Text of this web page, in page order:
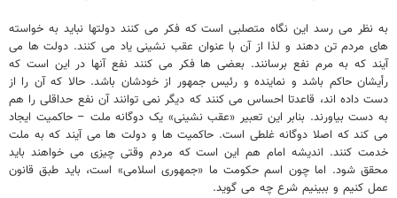
به نظر می رسد این نگاه متصلبی است که فکر می کنند دولتها نباید به خواسته
های مردم تن دهند و لذا از آن با عنوان عقب نشینی یاد می کنند. دولت ها می
آیند که به مرم نفع برسانند. بعضی ها فکر می کنند نفع آنها در این است که
رأیشان حاکم باشد و نماینده و رئیس جمهور از خودشان باشد. حالا که آن را از
دست داده اند، قاعدتا احساس می کنند که دیگر نمی توانند آن نفع حداقلی را هم
به دست بیاورند. بنابر این تعبیر «عقب نشینی» یک دوگانه ملت – حاکمیت ایجاد
می کند که اصلا دوگانه غلطی است. حاکمیت ها و دولت ها می آیند که به ملت
خدمت کنند. اندیشه امام هم این است که مردم وقتی چیزی می خواهند باید
محقق شود. اما چون اسم حکومت ما «جمهوری اسلامی» است، باید طبق قانون
عمل کنیم و ببینیم شرع چه می گوید.